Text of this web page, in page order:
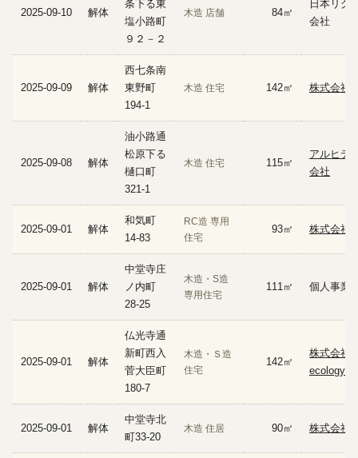
2025-09-10 解体
条下る東
塩小路町
９２－２
木造 店舗 84㎡
日本リグ
会社
2025-09-09 解体
西七条南
東野町
194-1
木造 住宅 142㎡ 株式会社
2025-09-08 解体
油小路通
松原下る
樋口町
321-1
木造 住宅 115㎡
アルヒテ
会社
2025-09-01 解体
和気町
14-83
RC造 専用
住宅
93㎡ 株式会社
2025-09-01 解体
中堂寺庄
ノ内町
28-25
木造・S造
専用住宅
111㎡ 個人事業
2025-09-01 解体
仏光寺通
新町西入
菅大臣町
180-7
木造・Ｓ造
住宅
142㎡
株式会社
ecology
2025-09-01 解体
中堂寺北
町33-20
木造 住居 90㎡ 株式会社